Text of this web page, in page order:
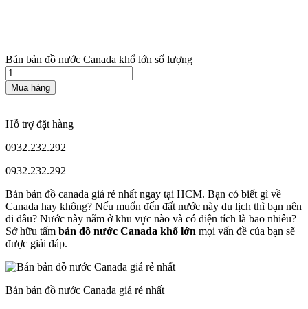
Bán bản đồ nước Canada khổ lớn số lượng
Mua hàng
Hỗ trợ đặt hàng
0932.232.292
0932.232.292
Bán bản đồ canada giá rẻ nhất ngay tại HCM. Bạn có biết gì về
Canada hay không? Nếu muốn đến đất nước này du lịch thì bạn nên
đi đâu? Nước này nằm ở khu vực nào và có diện tích là bao nhiêu?
Sở hữu tấm bản đồ nước Canada khổ lớn mọi vấn đề của bạn sẽ
được giải đáp.
Bán bản đồ nước Canada giá rẻ nhất